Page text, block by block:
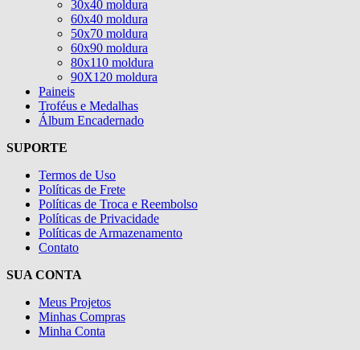
30x40 moldura
60x40 moldura
50x70 moldura
60x90 moldura
80x110 moldura
90X120 moldura
Paineis
Troféus e Medalhas
Álbum Encadernado
SUPORTE
Termos de Uso
Políticas de Frete
Políticas de Troca e Reembolso
Políticas de Privacidade
Políticas de Armazenamento
Contato
SUA CONTA
Meus Projetos
Minhas Compras
Minha Conta